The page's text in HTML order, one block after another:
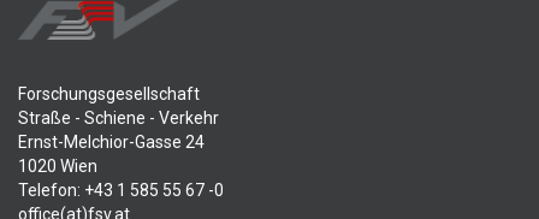
Forschungsgesellschaft
Straße - Schiene - Verkehr
Ernst-Melchior-Gasse 24
1020 Wien
Telefon: +43 1 585 55 67 -0
office(at)fsv.at